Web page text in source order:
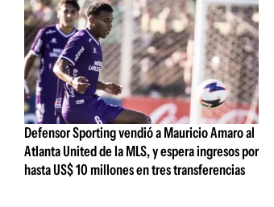
Defensor Sporting vendió a Mauricio Amaro al
Atlanta United de la MLS, y espera ingresos por
hasta US$ 10 millones en tres transferencias